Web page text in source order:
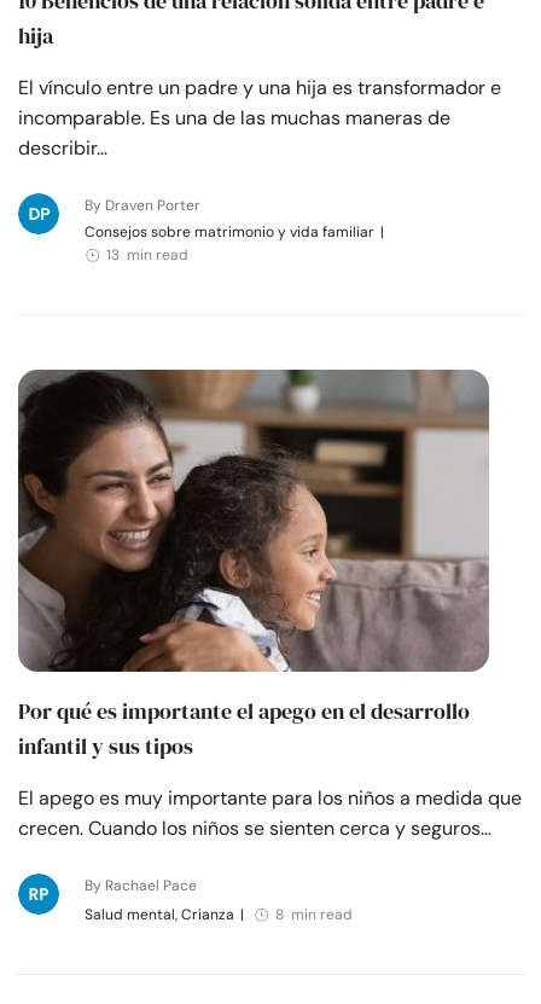
hija
El vínculo entre un padre y una hija es transformador e
incomparable. Es una de las muchas maneras de
describir…
By Draven Porter
Consejos sobre matrimonio y vida familiar |
13 min read
Por qué es importante el apego en el desarrollo
infantil y sus tipos
El apego es muy importante para los niños a medida que
crecen. Cuando los niños se sienten cerca y seguros…
By Rachael Pace
Salud mental, Crianza | 8 min read